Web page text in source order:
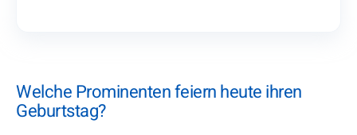
Welche Prominenten feiern heute ihren
Geburtstag?